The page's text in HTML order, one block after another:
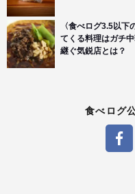
〈食べログ3.5以
てくる料理はガチ
継ぐ気鋭店とは？
食べログ